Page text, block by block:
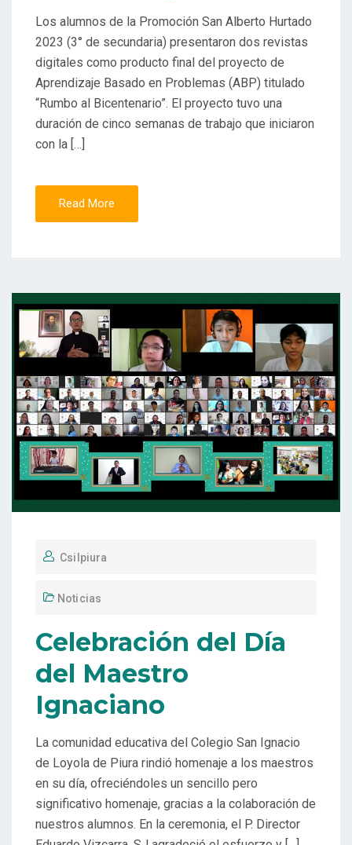
Los alumnos de la Promoción San Alberto Hurtado
2023 (3° de secundaria) presentaron dos revistas
digitales como producto final del proyecto de
Aprendizaje Basado en Problemas (ABP) titulado
“Rumbo al Bicentenario”. El proyecto tuvo una
duración de cinco semanas de trabajo que iniciaron
con la […]
Read More
Csilpiura
Noticias
Celebración del Día
del Maestro
Ignaciano
La comunidad educativa del Colegio San Ignacio
de Loyola de Piura rindió homenaje a los maestros
en su día, ofreciéndoles un sencillo pero
significativo homenaje, gracias a la colaboración de
nuestros alumnos. En la ceremonia, el P. Director